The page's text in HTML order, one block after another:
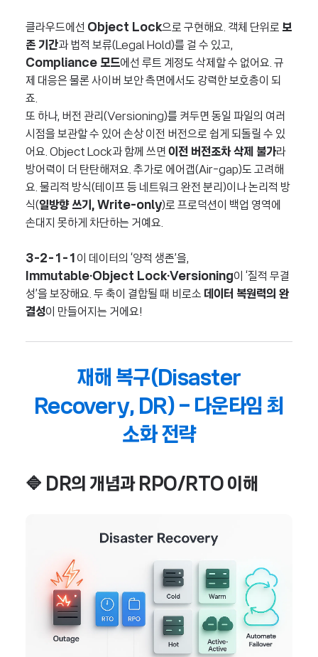
클라우드에선 Object Lock으로 구현해요. 객체 단위로 보
존 기간과 법적 보류(Legal Hold)를 걸 수 있고,
Compliance 모드에선 루트 계정도 삭제할 수 없어요. 규
제 대응은 물론 사이버 보안 측면에서도 강력한 보호층이 되
죠.
또 하나, 버전 관리(Versioning)를 켜두면 동일 파일의 여러
시점을 보관할 수 있어 손상 이전 버전으로 쉽게 되돌릴 수 있
어요. Object Lock과 함께 쓰면 이전 버전조차 삭제 불가라
방어력이 더 탄탄해져요. 추가로 에어갭(Air-gap)도 고려해
요. 물리적 방식(테이프 등 네트워크 완전 분리)이나 논리적 방
식(일방향 쓰기, Write-only)로 프로덕션이 백업 영역에
손대지 못하게 차단하는 거예요.
3-2-1-1 이 데이터의 ‘양적 생존’을,
Immutable·Object Lock·Versioning이 ‘질적 무결
성’을 보장해요. 두 축이 결합될 때 비로소 데이터 복원력의 완
결성이 만들어지는 거에요!
재해 복구(Disaster
Recovery, DR) – 다운타임 최
소화 전략
🔷 DR의 개념과 RPO/RTO 이해